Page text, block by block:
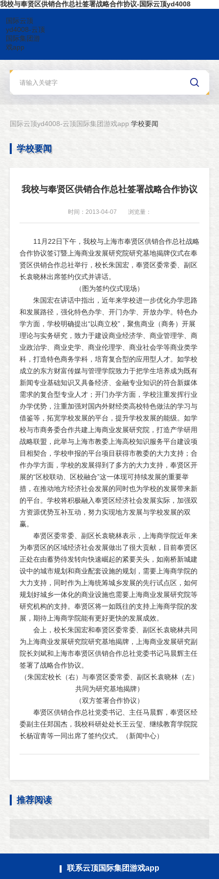
我校与奉贤区供销合作总社签署战略合作协议-国际云顶yd4008
国际云顶
yd4008-云顶
国际集团游
戏app
国际云顶yd4008-云顶国际集团游戏app 学校要闻
学校要闻
我校与奉贤区供销合作总社签署战略合作协议
时间：2013-04-07 浏览量：
11月22日下午，我校与上海市奉贤区供销合作总社战略
合作协议签订暨上海商业发展研究院研究基地揭牌仪式在奉
贤区供销合作总社举行，校长朱国宏，奉贤区委常委、副区
长袁晓林出席签约仪式并讲话。
（图为签约仪式现场）
朱国宏在讲话中指出，近年来学校进一步优化办学思路
和发展路径，强化特色办学、开门办学、开放办学。特色办
学方面，学校明确提出“以商立校”，聚焦商业（商务）开展
理论与实务研究，致力于建设商业经济学、商业管理学、商
业政治学、商业史学、商业伦理学、商业社会学等商业类学
科，打造特色商务学科，培育复合型的应用型人才。如学校
成立的东方财富传媒与管理学院致力于把学生培养成为既有
新闻专业基础知识又具备经济、金融专业知识的符合新媒体
需求的复合型专业人才；开门办学方面，学校注重发挥行业
办学优势，注重加强对国内外财经类高校特色做法的学习与
借鉴等，拓宽学校发展的平台，提升学校发展的能级。如学
校与市商务委合作共建上海商业发展研究院，打造产学研用
战略联盟，此举与上海市教委上海高校知识服务平台建设项
目相契合，学校申报的平台项目获得市教委的大力支持；合
作办学方面，学校的发展得到了多方的大力支持，奉贤区开
展的“区校联动、区校融合”这一体现可持续发展的重要举
措，在推动地方经济社会发展的同时也为学校的发展带来新
的平台。学校将积极融入奉贤区经济社会发展实际，加强双
方资源优势互补互动，努力实现地方发展与学校发展的双
赢。
奉贤区委常委、副区长袁晓林表示，上海商学院近年来
为奉贤区的区域经济社会发展做出了很大贡献，目前奉贤区
正处在由蓄势待发转向快速崛起的紧要关头，如南桥新城建
设中的城市规划和商业配套设施的规划，需要上海商学院的
大力支持，同时作为上海统筹城乡发展的先行试点区，如何
规划好城乡一体化的商业设施也需要上海商业发展研究院等
研究机构的支持。奉贤区将一如既往的支持上海商学院的发
展，期待上海商学院能有更好更快的发展成效。
会上，校长朱国宏和奉贤区委常委、副区长袁晓林共同
为上海商业发展研究院研究基地揭牌，上海商业发展研究副
院长刘斌和上海市奉贤区供销合作总社党委书记马晨辉主任
签署了战略合作协议。
（朱国宏校长（右）与奉贤区委常委、副区长袁晓林（左）
共同为研究基地揭牌）
（双方签署合作协议）
奉贤区供销合作总社党委书记、主任马晨辉，奉贤区经
委副主任郑国杰，我校科研处处长王云玺、继续教育学院院
长杨谊青等一同出席了签约仪式。（新闻中心）
推荐阅读
联系云顶国际集团游戏app